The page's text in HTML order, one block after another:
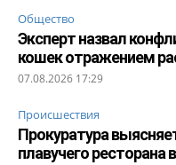
Общество
Эксперт назвал
кошек отражением
07.08.2026 17:29
Происшествия
Прокуратура
плавучего ресторана